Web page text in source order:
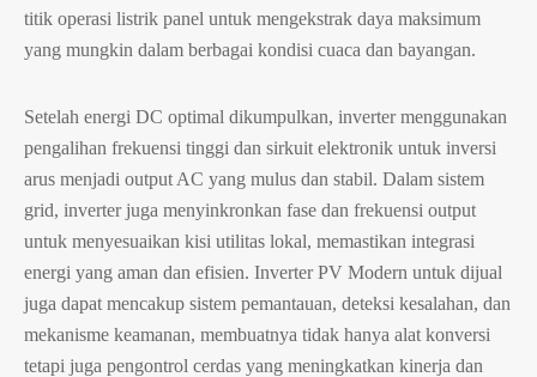
titik operasi listrik panel untuk mengekstrak daya maksimum
yang mungkin dalam berbagai kondisi cuaca dan bayangan.
Setelah energi DC optimal dikumpulkan, inverter menggunakan
pengalihan frekuensi tinggi dan sirkuit elektronik untuk inversi
arus menjadi output AC yang mulus dan stabil. Dalam sistem
grid, inverter juga menyinkronkan fase dan frekuensi output
untuk menyesuaikan kisi utilitas lokal, memastikan integrasi
energi yang aman dan efisien. Inverter PV Modern untuk dijual
juga dapat mencakup sistem pemantauan, deteksi kesalahan, dan
mekanisme keamanan, membuatnya tidak hanya alat konversi
tetapi juga pengontrol cerdas yang meningkatkan kinerja dan